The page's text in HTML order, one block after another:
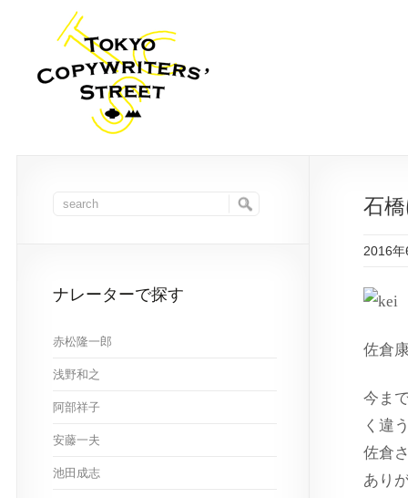
石
2016
佐倉
今ま
く違
佐倉
あり
ナレーターで探す
赤松隆一郎
浅野和之
阿部祥子
安藤一夫
池田成志